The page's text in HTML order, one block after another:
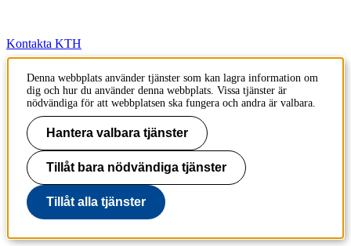
Kontakta KTH
Jobba på KTH
Press och media
Faktura och betalning KTH
Om KTH:s webbplatser
Tillgänglighetsredogörelse
Denna webbplats använder tjänster som kan lagra information om
dig och hur du använder denna webbplats. Vissa tjänster är
nödvändiga för att webbplatsen ska fungera och andra är valbara.
Hantera valbara tjänster
Tillåt bara nödvändiga tjänster
Tillåt alla tjänster